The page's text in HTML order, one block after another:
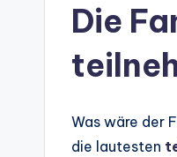
Die
Was wäre der
die lautesten